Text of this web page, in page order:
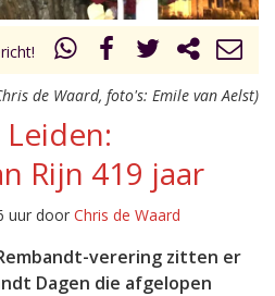
de Waard, foto's: Emile van Aelst)
Rijn 419 jaar
uur door Chris de Waard
verering zitten er
Dagen die afgelopen